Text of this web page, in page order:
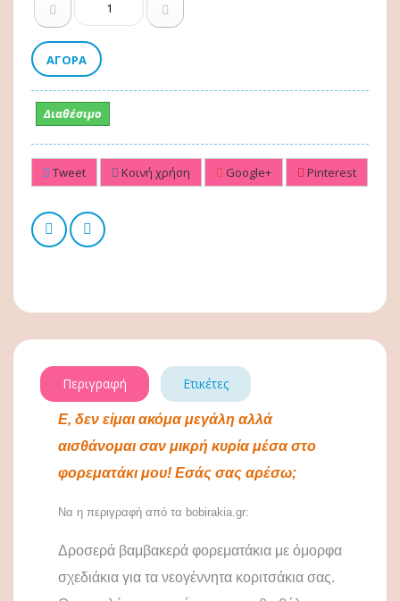
ΑΓΟΡΆ
Διαθέσιμο
Tweet Κοινή χρήση Google+ Pinterest
Περιγραφή Ετικέτες
Ε, δεν είμαι ακόμα μεγάλη αλλά
αισθάνομαι σαν μικρή κυρία μέσα στο
φορεματάκι μου! Εσάς σας αρέσω;
Να η περιγραφή από τα bobirakia.gr:
Δροσερά βαμβακερά φορεματάκια με όμορφα
σχεδιάκια για τα νεογέννητα κοριτσάκια σας.